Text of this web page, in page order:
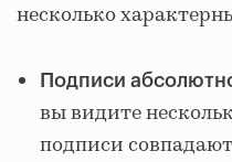
несколько
Подписи
вы видите
подписи